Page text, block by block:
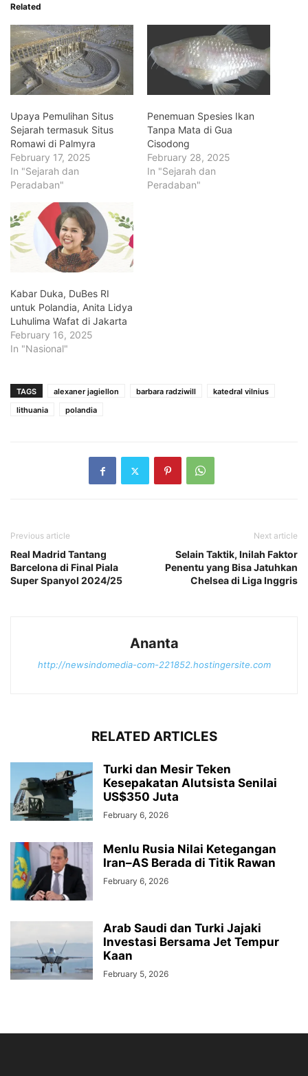
Related
Upaya Pemulihan Situs
Sejarah termasuk Situs
Romawi di Palmyra
February 17, 2025
In "Sejarah dan
Peradaban"
Penemuan Spesies Ikan
Tanpa Mata di Gua
Cisodong
February 28, 2025
In "Sejarah dan
Peradaban"
Kabar Duka, DuBes RI
untuk Polandia, Anita Lidya
Luhulima Wafat di Jakarta
February 16, 2025
In "Nasional"
TAGS alexaner jagiellon barbara radziwill
katedral vilnius
lithuania
polandia
Previous article
Real Madrid Tantang
Barcelona di Final Piala
Super Spanyol 2024/25
Next article
Selain Taktik, Inilah Faktor
Penentu yang Bisa Jatuhkan
Chelsea di Liga Inggris
Ananta
http://newsindomedia-com-221852.hostingersite.com
RELATED ARTICLES
Turki dan Mesir Teken
Kesepakatan Alutsista Senilai
US$350 Juta
February 6, 2026
Menlu Rusia Nilai Ketegangan
Iran–AS Berada di Titik Rawan
February 6, 2026
Arab Saudi dan Turki Jajaki
Investasi Bersama Jet Tempur
Kaan
February 5, 2026